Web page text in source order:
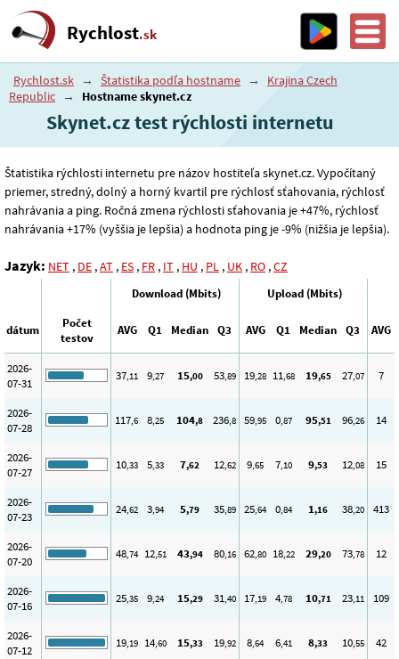
Rychlost.sk
Rychlost.sk → Štatistika podľa hostname →
Krajina Czech
Republic → Hostname skynet.cz
Skynet.cz test rýchlosti internetu
Štatistika rýchlosti internetu pre názov hostiteľa skynet.cz. Vypočítaný
priemer, stredný, dolný a horný kvartil pre rýchlosť sťahovania, rýchlosť
nahrávania a ping. Ročná zmena rýchlosti sťahovania je +47%, rýchlosť
nahrávania +17% (vyššia je lepšia) a hodnota ping je -9% (nižšia je lepšia).
Jazyk: NET , DE ,AT , ES , FR , IT , HU , PL , UK , RO ,CZ
Download (Mbits) Upload (Mbits)
dátum
Počet
testov
AVG Q1 Median Q3 AVG Q1 Median Q3 AVG
2026-
07-31
37,11 9,27 15,00 53,89 19,28 11,68 19,65 27,07 7
2026-
07-28
117,6 8,25 104,8 236,8 59,95 0,87 95,51 96,26 14
2026-
07-27
10,33 5,33 7,62 12,62 9,65 7,10 9,53 12,08 15
2026-
07-23
24,62 3,94 5,79 35,89 25,64 0,84 1,16 38,20 413
2026-
07-20
48,74 12,51 43,94 80,16 62,80 18,22 29,20 73,78 12
2026-
07-16
25,35 9,24 15,29 31,40 17,19 4,78 10,71 23,11 109
2026-
07-12
19,19 14,60 15,33 19,92 8,64 6,41 8,33 10,55 42